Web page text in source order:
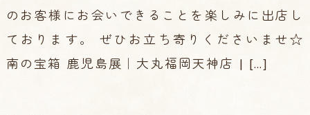
のお客様にお会いできることを楽しみに出店し
ております。 ぜひお立ち寄りくださいませ☆
南の宝箱 鹿児島展｜大丸福岡天神店 | […]